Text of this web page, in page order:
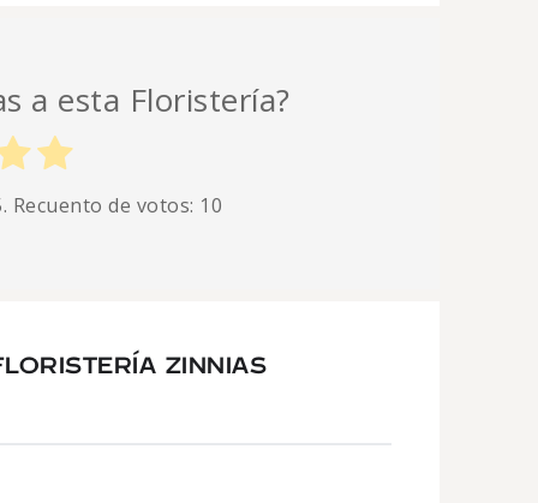
a esta Floristería?
Recuento de votos: 10
ZINNIAS